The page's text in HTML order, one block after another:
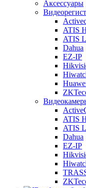
Аксессуары
ATIS
ATIS L
Dahua
EZ-IP
ATIS
ATIS L
Dahua
EZ-IP